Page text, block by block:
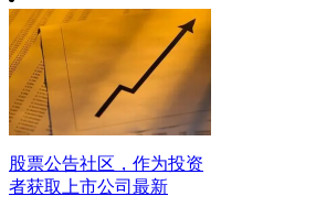
股票公告社区，作为投资
者获取上市公司最新